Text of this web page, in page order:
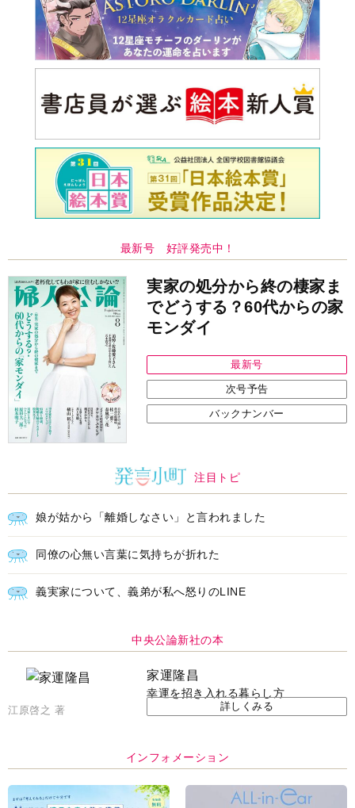
モンダイ
最新号
次号予告
バックナンバー
注目トピ
娘が姑から「離婚しなさい」と言われました
義実家について、義弟が私へ怒りのLINE
中央公論新社の本
家運隆昌
幸運を招き入れる暮らし方
江原啓之 著 詳しくみる
備セミナー開催
聴器、新しいスタイルで All in
Ear の「オーティコン ジー
ープンイヤー型イヤホン
「kikippa イヤホン
いてのお詫びと訂正